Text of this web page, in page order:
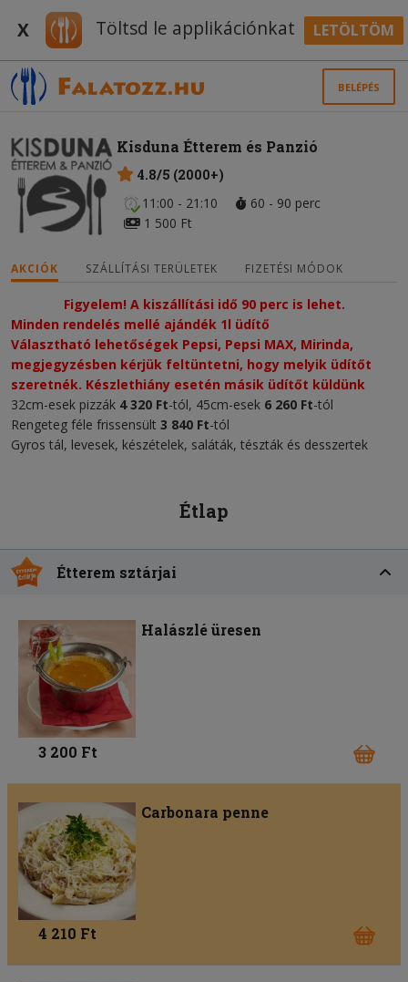
X Töltsd le applikációnkat LETÖLTÖM
BELÉPÉS
Kisduna Étterem és Panzió
4.8/5 (2000+)
11:00 - 21:10
60 - 90 perc
1 500 Ft
AKCIÓK SZÁLLÍTÁSI TERÜLETEK FIZETÉSI MÓDOK
Figyelem! A kiszállítási idő 90 perc is lehet.
Minden rendelés mellé ajándék 1l üdítő
Választható lehetőségek Pepsi, Pepsi MAX, Mirinda,
megjegyzésben kérjük feltüntetni, hogy melyik üdítőt
szeretnék. Készlethiány esetén másik üdítőt küldünk
32cm-esek pizzák 4 320 Ft-tól, 45cm-esek 6 260 Ft-tól
Rengeteg féle frissensült 3 840 Ft-tól
Gyros tál, levesek, készételek, saláták, tészták és desszertek
Étlap
Étterem sztárjai
Halászlé üresen
3 200 Ft
Carbonara penne
4 210 Ft